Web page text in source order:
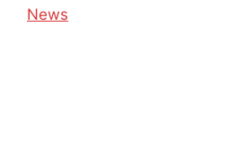
In relation to
News